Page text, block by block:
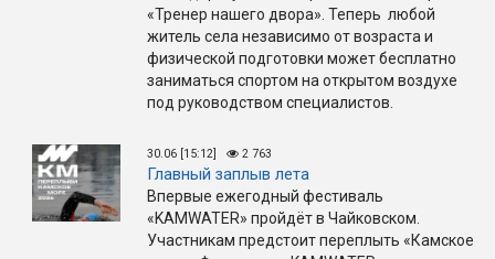
«Тренер нашего двора». Теперь любой
житель села независимо от возраста и
физической подготовки может бесплатно
заниматься спортом на открытом воздухе
под руководством специалистов.
30.06 [15:12] 2 763
Главный заплыв лета
Впервые ежегодный фестиваль
«KAMWATER» пройдёт в Чайковском.
Участникам предстоит переплыть «Камское